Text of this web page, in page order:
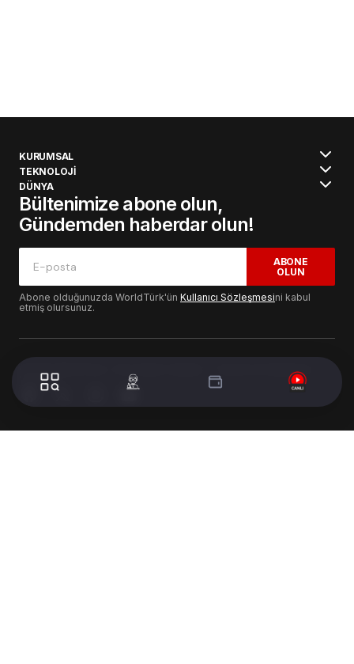
KURUMSAL
TEKNOLOJİ
DÜNYA
Bültenimize abone olun,
Gündemden haberdar olun!
ABONE
OLUN
Abone olduğunuzda WorldTürk'ün Kullanıcı Sözleşmesini kabul
etmiş olursunuz.
© 2024 WorldTurk. Tüm Hakları Saklıdır. - Tasarım & Geliştirme :
Volion's